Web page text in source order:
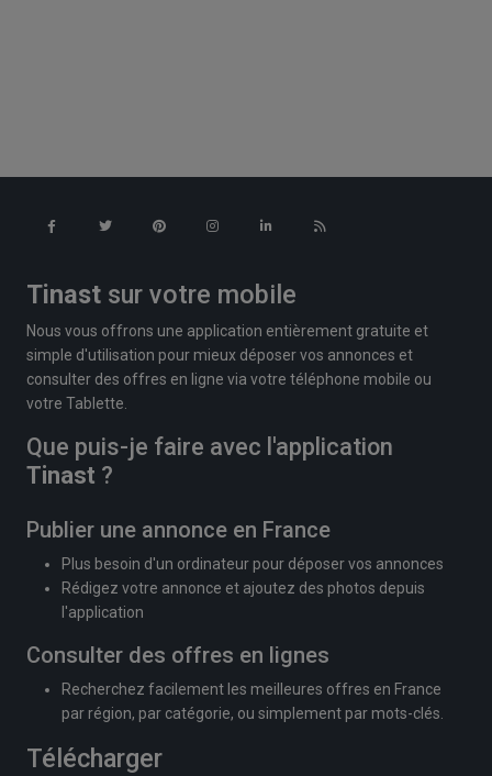
Tinast sur votre mobile
Nous vous offrons une application entièrement gratuite et
simple d'utilisation pour mieux déposer vos annonces et
consulter des offres en ligne via votre téléphone mobile ou
votre Tablette.
Que puis-je faire avec l'application
Tinast ?
Publier une annonce en France
Plus besoin d'un ordinateur pour déposer vos annonces
Rédigez votre annonce et ajoutez des photos depuis
l'application
Consulter des offres en lignes
Recherchez facilement les meilleures offres en France
par région, par catégorie, ou simplement par mots-clés.
Télécharger